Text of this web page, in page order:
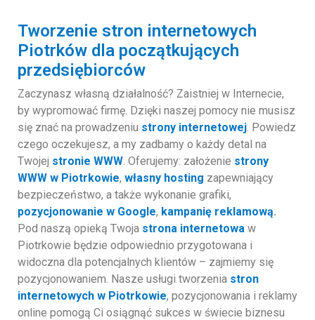
Tworzenie stron internetowych
Piotrków dla początkujących
przedsiębiorców
Zaczynasz własną działalność? Zaistniej w Internecie,
by wypromować firmę. Dzięki naszej pomocy nie musisz
się znać na prowadzeniu strony internetowej. Powiedz
czego oczekujesz, a my zadbamy o każdy detal na
Twojej stronie WWW. Oferujemy: założenie strony
WWW w Piotrkowie, własny hosting zapewniający
bezpieczeństwo, a także wykonanie grafiki,
pozycjonowanie w Google, kampanię reklamową.
Pod naszą opieką Twoja strona internetowa w
Piotrkowie będzie odpowiednio przygotowana i
widoczna dla potencjalnych klientów – zajmiemy się
pozycjonowaniem. Nasze usługi tworzenia stron
internetowych w Piotrkowie, pozycjonowania i reklamy
online pomogą Ci osiągnąć sukces w świecie biznesu